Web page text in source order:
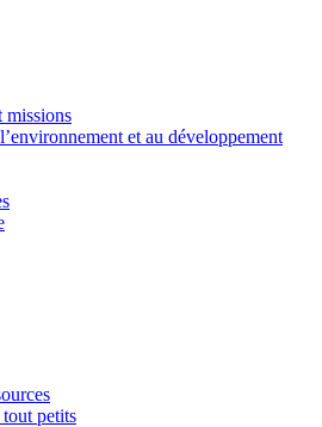
missions
et au développement
petits